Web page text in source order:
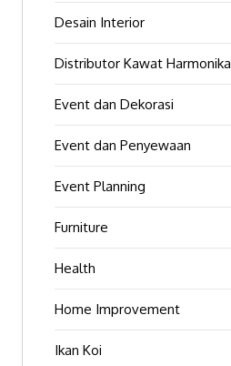
Desain Interior
Distributor Kawat Harmonika
Event dan Dekorasi
Event dan Penyewaan
Event Planning
Furniture
Health
Home Improvement
Ikan Koi